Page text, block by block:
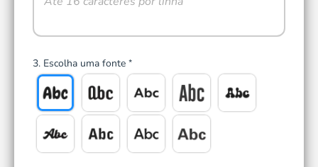
3. Escolha uma fonte *